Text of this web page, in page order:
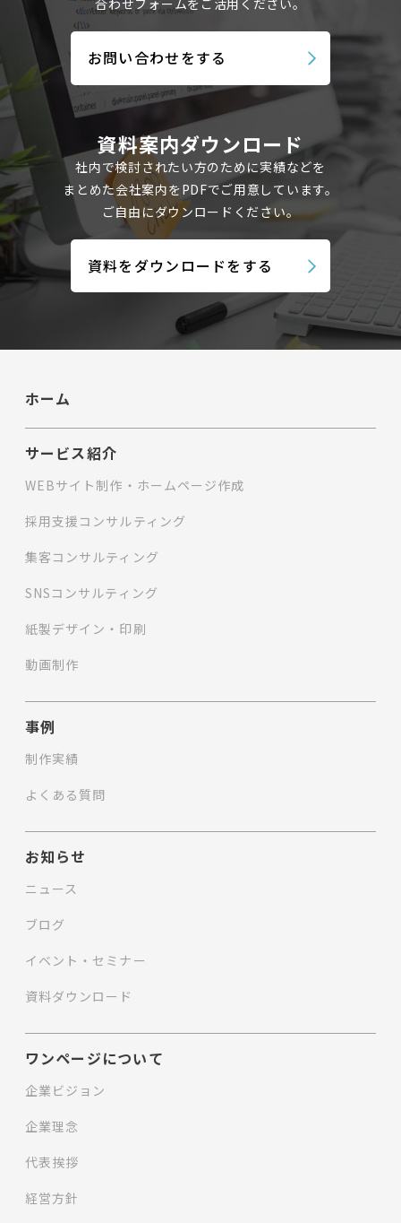
合わせフォームを ご活用ください。
お問い合わせをする
資料案内ダウンロード
社内で検討されたい方のために実績などを
まとめた会社案内をPDFでご用意しています。
ご自由にダウンロードください。
資料をダウンロードをする
ホーム
サービス紹介
WEBサイト制作・ホームページ作成
採用支援コンサルティング
集客コンサルティング
SNSコンサルティング
紙製デザイン・印刷
動画制作
事例
制作実績
よくある質問
お知らせ
ニュース
ブログ
イベント・セミナー
資料ダウンロード
ワンページについて
企業ビジョン
企業理念
代表挨拶
経営方針